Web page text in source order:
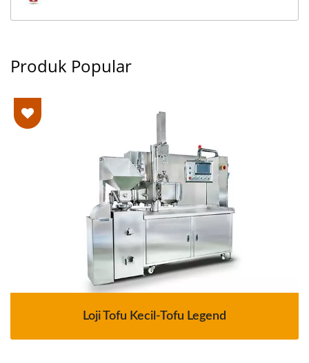
Produk Popular
Loji Tofu Kecil-Tofu Legend